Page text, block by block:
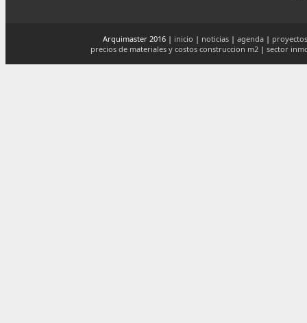
Arquimaster 2016 | inicio | noticias| agenda|
precios de materiales y costos construccion m2 | sector